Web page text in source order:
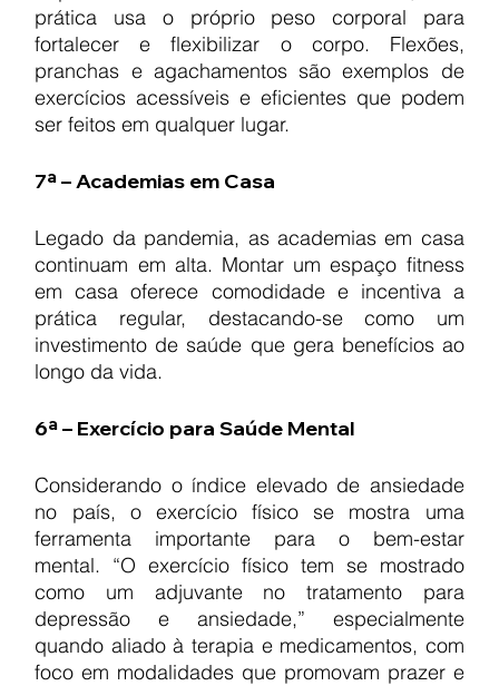
prática usa o próprio peso corporal para
fortalecer e flexibilizar o corpo. Flexões,
pranchas e agachamentos são exemplos de
exercícios acessíveis e eficientes que podem
ser feitos em qualquer lugar.
7ª – Academias em Casa
Legado da pandemia, as academias em casa
continuam em alta. Montar um espaço fitness
em casa oferece comodidade e incentiva a
prática regular, destacando-se como um
investimento de saúde que gera benefícios ao
longo da vida.
6ª – Exercício para Saúde Mental
Considerando o índice elevado de ansiedade
no país, o exercício físico se mostra uma
ferramenta importante para o bem-estar
mental. “O exercício físico tem se mostrado
como um adjuvante no tratamento para
depressão e ansiedade,” especialmente
quando aliado à terapia e medicamentos, com
foco em modalidades que promovam prazer e